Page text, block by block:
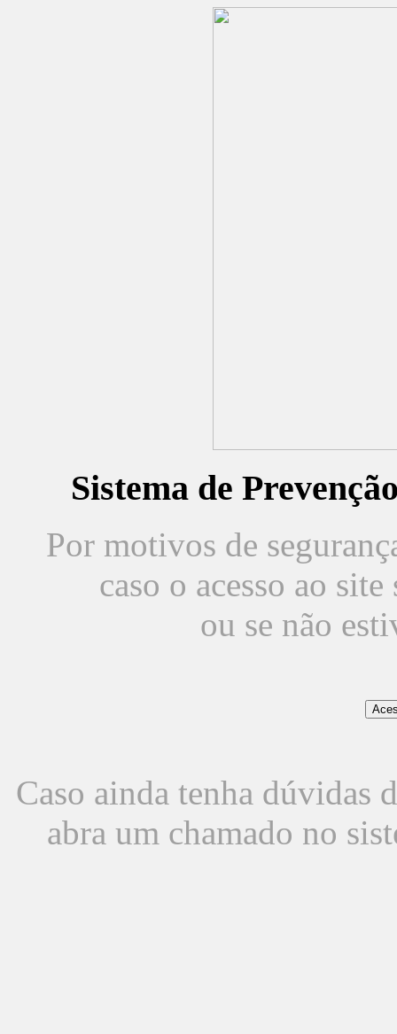
Sistema de
Por motivos de
caso o acesso ao
ou se não
Caso ainda tenha dúvidas
abra um chamado no